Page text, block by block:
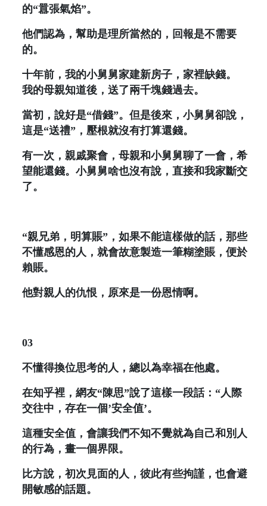
的“囂張氣焰”。
他們認為，幫助是理所當然的，回報是不需要
的。
十年前，我的小舅舅家建新房子，家裡缺錢。
我的母親知道後，送了兩千塊錢過去。
當初，說好是“借錢”。但是後來，小舅舅卻說，
這是“送禮”，壓根就沒有打算還錢。
有一次，親戚聚會，母親和小舅舅聊了一會，希
望能還錢。小舅舅啥也沒有說，直接和我家斷交
了。
“親兄弟，明算賬”，如果不能這樣做的話，那些
不懂感恩的人，就會故意製造一筆糊塗賬，便於
賴賬。
他對親人的仇恨，原來是一份恩情啊。
03
不懂得換位思考的人，總以為幸福在他處。
在知乎裡，網友“陳思”說了這樣一段話：“人際
交往中，存在一個’安全值’。
這種安全值，會讓我們不知不覺就為自己和別人
的行為，畫一個界限。
比方說，初次見面的人，彼此有些拘謹，也會避
開敏感的話題。